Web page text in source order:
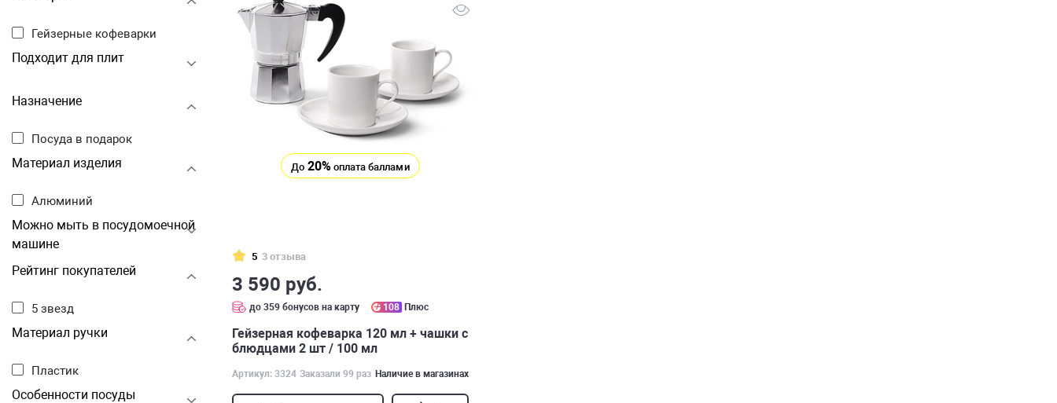
Гейзерные кофеварки
Подходит для плит
Назначение
Посуда в подарок
Материал изделия
Алюминий
Можно мыть в посудомоечной
машине
Рейтинг покупателей
5 звезд
Материал ручки
Пластик
Особенности посуды
До 20% оплата баллами
5 3 отзыва
3 590 руб.
до 359 бонусов на карту 108 Плюс
Гейзерная кофеварка 120 мл + чашки с
блюдцами 2 шт / 100 мл
Артикул: 3324 Заказали 99 раз Наличие в магазинах